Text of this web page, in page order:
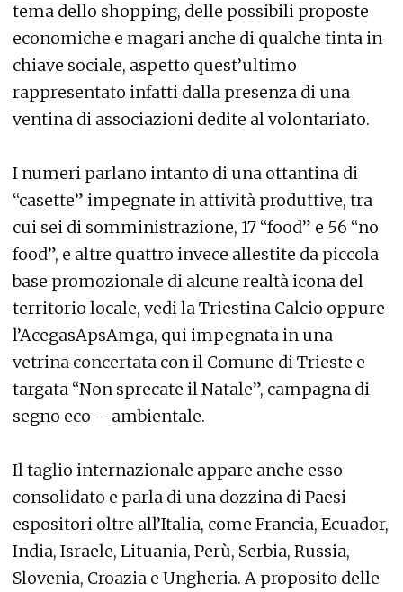
tema dello shopping, delle possibili proposte
economiche e magari anche di qualche tinta in
chiave sociale, aspetto quest’ultimo
rappresentato infatti dalla presenza di una
ventina di associazioni dedite al volontariato.
I numeri parlano intanto di una ottantina di
“casette” impegnate in attività produttive, tra
cui sei di somministrazione, 17 “food” e 56 “no
food”, e altre quattro invece allestite da piccola
base promozionale di alcune realtà icona del
territorio locale, vedi la Triestina Calcio oppure
l’AcegasApsAmga, qui impegnata in una
vetrina concertata con il Comune di Trieste e
targata “Non sprecate il Natale”, campagna di
segno eco – ambientale.
Il taglio internazionale appare anche esso
consolidato e parla di una dozzina di Paesi
espositori oltre all’Italia, come Francia, Ecuador,
India, Israele, Lituania, Perù, Serbia, Russia,
Slovenia, Croazia e Ungheria. A proposito delle